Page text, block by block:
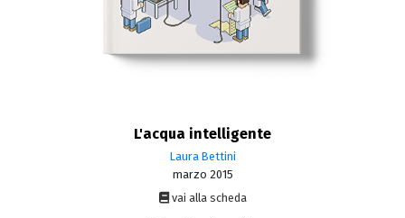
L'acqua intelligente
Laura Bettini
marzo 2015
vai alla scheda